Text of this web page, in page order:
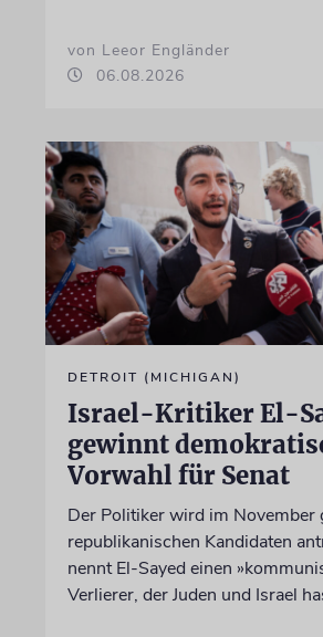
von Leeor Engländer
06.08.2026
DETROIT (MICHIGAN)
Israel-Kritiker El-
gewinnt
Vorwahl für Senat
Der Politiker wird im November
republikanischen Kandidaten
nennt El-Sayed einen
Verlierer, der Juden und Israel